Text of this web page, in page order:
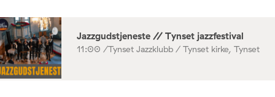
Jazzgudstjeneste // Tynset jazzfestival
11:00 /Tynset Jazzklubb / Tynset kirke, Tynset